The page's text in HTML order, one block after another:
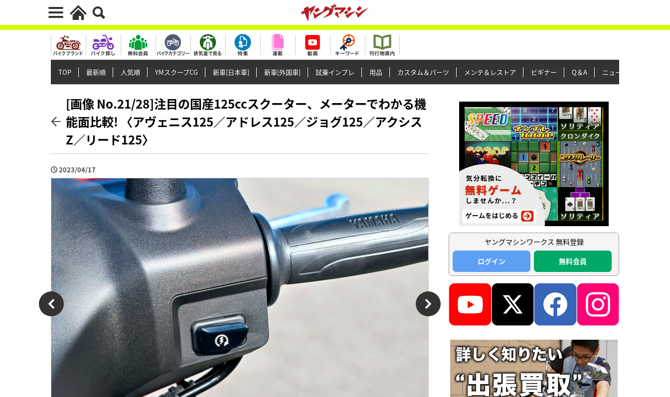
TOP 最新順 人気順 YMスクープCG 新車[日本車] 新車[外国車] 試乗インプレ 用品 カスタム＆パーツ メンテ＆レストア ビギナー Q＆A ニュース＆トピックス
[画像 No.21/28]注目の国産125ccスクーター、メーターでわかる機
能面比較! 〈アヴェニス125／アドレス125／ジョグ125／アクシス
Z／リード125〉
2023/04/17
ヤングマシンワークス 無料登録
ログイン
無料会員